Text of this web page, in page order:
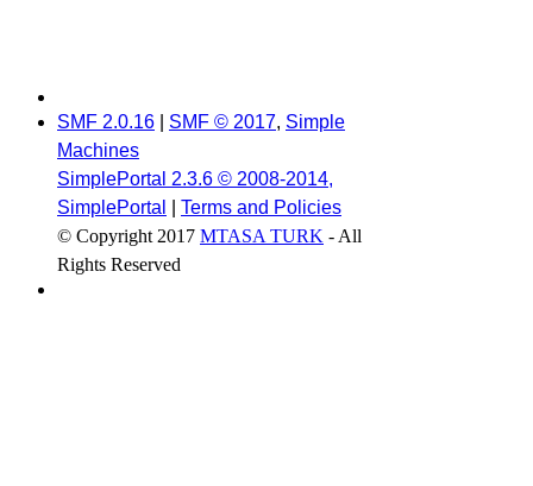
SMF 2.0.16 SMF © 2017, Simple
Machines
SimplePortal 2.3.6 © 2008-2014,
SimplePortal
Terms and Policies
© Copyright 2017 MTASA TURK - All
Rights Reserved